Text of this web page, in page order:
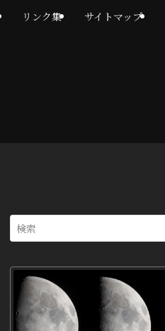
リンク集 サイトマップ